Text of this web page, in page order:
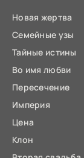
Новая жертва
Семейные узы
Тайные истины
Во имя любви
Пересечение
Империя
Цена
Клон